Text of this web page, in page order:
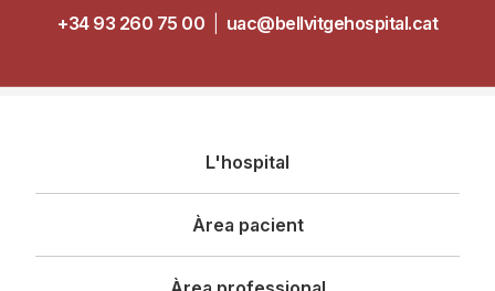
+34 93 260 75 00
uac@bellvitgehospital.cat
principal
L'hospital
Àrea pacient